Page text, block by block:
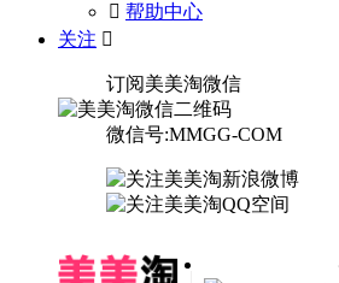
󰅃 帮助中心
关注 
订阅美美淘微信
微信号:MMGG-COM